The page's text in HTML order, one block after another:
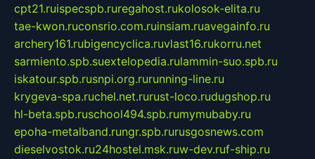
cpt21.ruispecspb.ruregahost.rukolosok-elita.ru
tae-kwon.ruconsrio.com.ruinsiam.ruavegainfo.ru
archery161.rubigencyclica.ruvlast16.rukorru.net
sarmiento.spb.suextelopedia.rulammin-suo.spb.ru
iskatour.spb.rusnpi.org.rurunning-line.ru
krygeva-spa.ruchel.net.rurust-loco.rudugshop.ru
hl-beta.spb.ruschool494.spb.rumymubaby.ru
epoha-metalband.rungr.spb.rurusgosnews.com
dieselvostok.ru24hostel.msk.ruw-dev.ruf-ship.ru